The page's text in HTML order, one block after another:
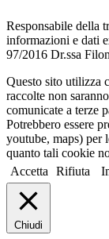
Responsabile della
informazioni e dati
97/2016 Dr.ssa
Questo sito utilizza
raccolte non
comunicate a terze
Potrebbero essere
youtube, maps) per
quanto tali cookie
Accetta
Rifiuta
Chiudi